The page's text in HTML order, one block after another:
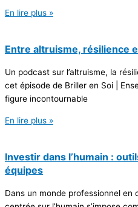
En lire plus »
Entre altruisme, résilience
Un podcast sur l’altruisme, la
cet épisode de Briller en Soi |
figure incontournable
En lire plus »
Investir dans l’humain :
équipes
Dans un monde professionnel en